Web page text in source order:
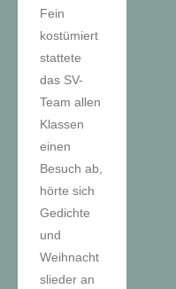
Fein
kostümiert
stattete
das SV-
Team allen
Klassen
einen
Besuch ab,
hörte sich
Gedichte
und
Weihnacht
slieder an